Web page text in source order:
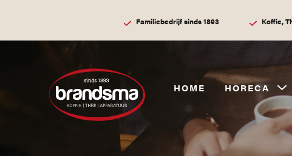
Familiebedrijf sinds 1893 Koffie,
HOME HORECA